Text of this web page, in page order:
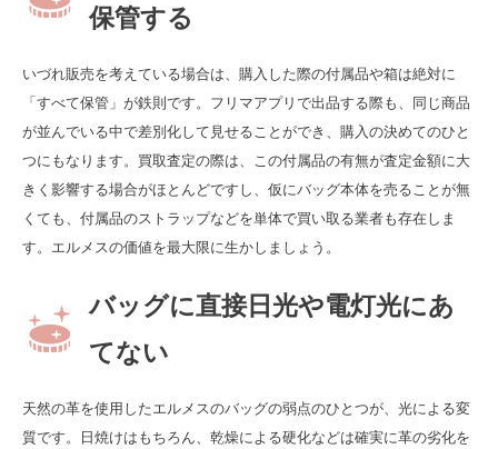
保管する
いづれ販売を考えている場合は、購入した際の付属品や箱は絶対に
「すべて保管」が鉄則です。フリマアプリで出品する際も、同じ商品
が並んでいる中で差別化して見せることができ、購入の決めてのひと
つにもなります。買取査定の際は、この付属品の有無が査定金額に大
きく影響する場合がほとんどですし、仮にバッグ本体を売ることが無
くても、付属品のストラップなどを単体で買い取る業者も存在しま
す。エルメスの価値を最大限に生かしましょう。
バッグに直接日光や電灯光にあ
てない
天然の革を使用したエルメスのバッグの弱点のひとつが、光による変
質です。日焼けはもちろん、乾燥による硬化などは確実に革の劣化を